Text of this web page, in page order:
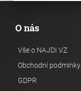
O nás
Vše o NAJDI VZ
Obchodní podmínky
GDPR